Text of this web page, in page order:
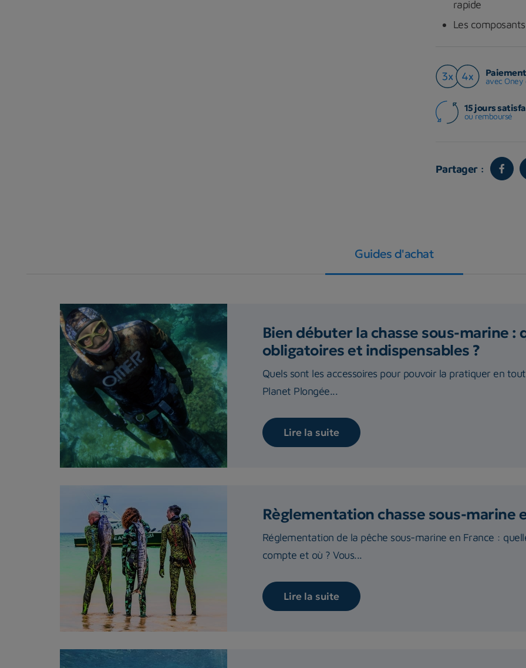
rapide
Les
avec Oney
15 jours
ou remboursé
Partager :
Guides d'achat
Bien débuter la chasse sous-marine :
obligatoires et indispensables ?
Quels sont les accessoires pour pouvoir la pratiquer en
Planet Plongée...
Lire la suite
Règlementation chasse sous-marine
Réglementation de la pêche sous-marine en France :
compte et où ? Vous...
Lire la suite